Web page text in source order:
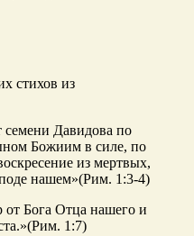
стихов из
семени Давидова по
Божиим в силе, по
из мертвых,
нашем»(Рим. 1:3-4)
от Бога Отца нашего и
1:7)